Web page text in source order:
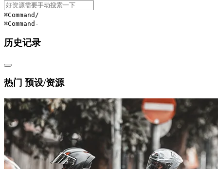
⌘Command /
⌘Command -
历史记录
热门 预设/资源